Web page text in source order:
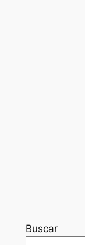
Buscar